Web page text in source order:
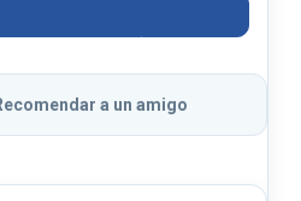
a un amigo